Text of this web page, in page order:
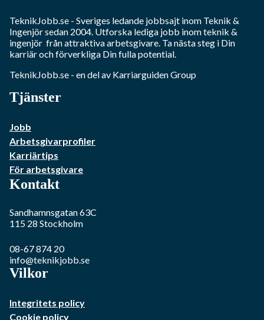
TeknikJobb.se - Sveriges ledande jobbsajt inom Teknik &
Ingenjörsedan 2004. Utforska lediga jobb inomteknik &
ingenjör från attraktiva arbetsgivare. Ta nästa steg i Din
karriär och förverkliga Din fulla potential.
TeknikJobb.se - en del av Karriarguiden Group
Tjänster
Jobb
Arbetsgivarprofiler
Karriärtips
För arbetsgivare
Kontakt
Sandhamnsgatan 63C
115 28 Stockholm
08-67 874 20
info@teknikjobb.se
Vilkor
Integritets policy
Cookie policy